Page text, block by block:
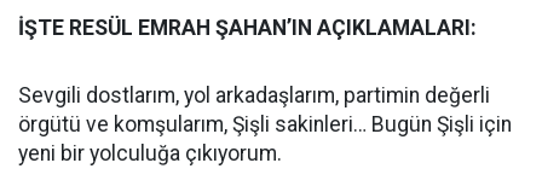
İŞTE RESÜL EMRAH ŞAHAN’IN AÇIKLAMALARI:
Sevgili dostlarım, yol arkadaşlarım, partimin değerli
örgütü ve komşularım, Şişli sakinleri… Bugün Şişli için
yeni bir yolculuğa çıkıyorum.